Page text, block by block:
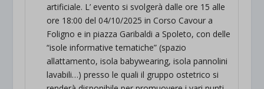
artificiale. L’ evento si svolgerà dalle ore 15 alle
ore 18:00 del 04/10/2025 in Corso Cavour a
Foligno e in piazza Garibaldi a Spoleto, con delle
“isole informative tematiche” (spazio
allattamento, isola babywearing, isola pannolini
lavabili…) presso le quali il gruppo ostetrico si